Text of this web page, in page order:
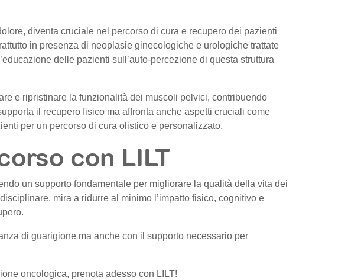
diventa cruciale nel percorso di cura e recupero dei pazienti
in presenza di neoplasie ginecologiche e urologiche trattate
delle pazienti sull’auto-percezione di questa struttura
e ripristinare la funzionalità dei muscoli pelvici, contribuendo
il recupero fisico ma affronta anche aspetti cruciali come
per un percorso di cura olistico e personalizzato.
con LILT
un supporto fondamentale per migliorare la qualità della vita dei
mira a ridurre al minimo l’impatto fisico, cognitivo e
di guarigione ma anche con il supporto necessario per
oncologica, prenota adesso con LILT!